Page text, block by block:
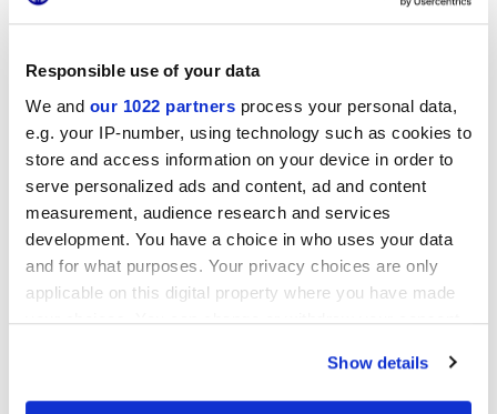
Responsible use of your data
We and our 1022 partners process your personal data,
e.g. your IP-number, using technology such as cookies to
store and access information on your device in order to
serve personalized ads and content, ad and content
measurement, audience research and services
development. You have a choice in who uses your data
and for what purposes. Your privacy choices are only
applicable on this digital property where you have made
your choices. You can change or withdraw your consent
Show details
Kollektionen Ihres Interesses